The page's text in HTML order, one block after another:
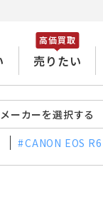
売りたい
高価買取
メーカーを選択する
CANON EOS